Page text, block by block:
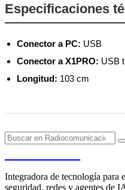
Especificaciones
Conector a PC: USB
Conector a X1PRO: USB
Longitud: 103 cm
Integradora de tecnología para
seguridad, redes y agentes de